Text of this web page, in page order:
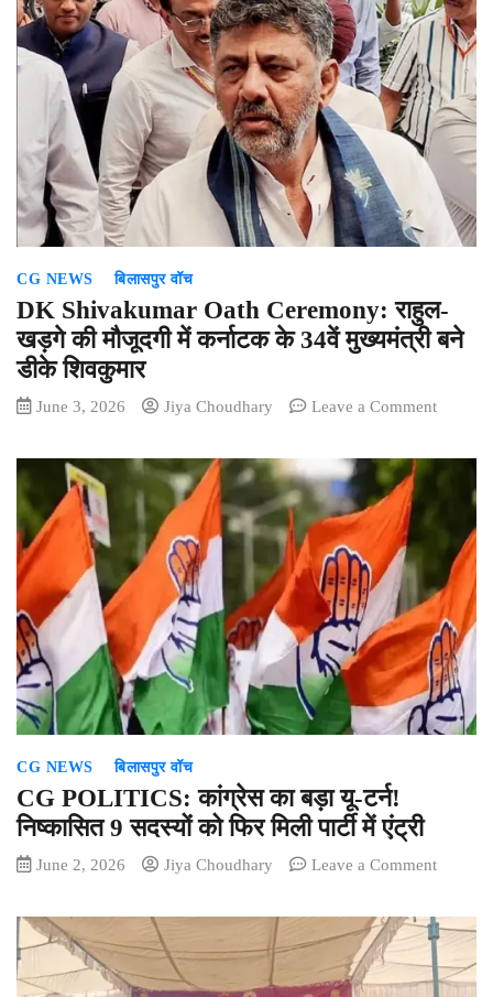
CG NEWS बिलासपुर वॉच
DK Shivakumar Oath Ceremony: राहुल-
खड़गे की मौजूदगी में कर्नाटक के 34वें मुख्यमंत्री बने
डीके शिवकुमार
June 3, 2026 Jiya Choudhary Leave a Commenton
राहुल-
खड़गे
की
मौजूदगी
में
कर्नाटक
के
34वें
मुख्यमंत्री
CG NEWS बिलासपुर वॉच
CG POLITICS: कांग्रेस का बड़ा यू-टर्न!
निष्कासित 9 सदस्यों को फिर मिली पार्टी में एंट्री
June 2, 2026 Jiya Choudhary Leave a Commenton
कांग्रेस
का
बड़ा